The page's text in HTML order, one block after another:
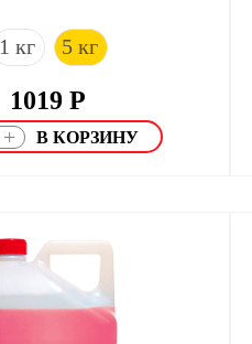
1 кг 5 кг
1019Р
+